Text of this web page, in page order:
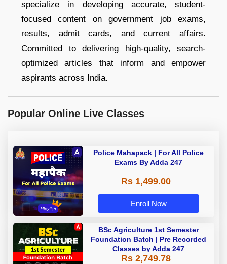
specialize in developing accurate, student-
focused content on government job exams,
results, admit cards, and current affairs.
Committed to delivering high-quality, search-
optimized articles that inform and empower
aspirants across India.
Popular Online Live Classes
Police Mahapack | For All Police
Exams By Adda 247
Rs 1,499.00
Enroll Now
BSc Agriculture 1st Semester
Foundation Batch | Pre Recorded
Classes by Adda 247
Rs 2,749.78